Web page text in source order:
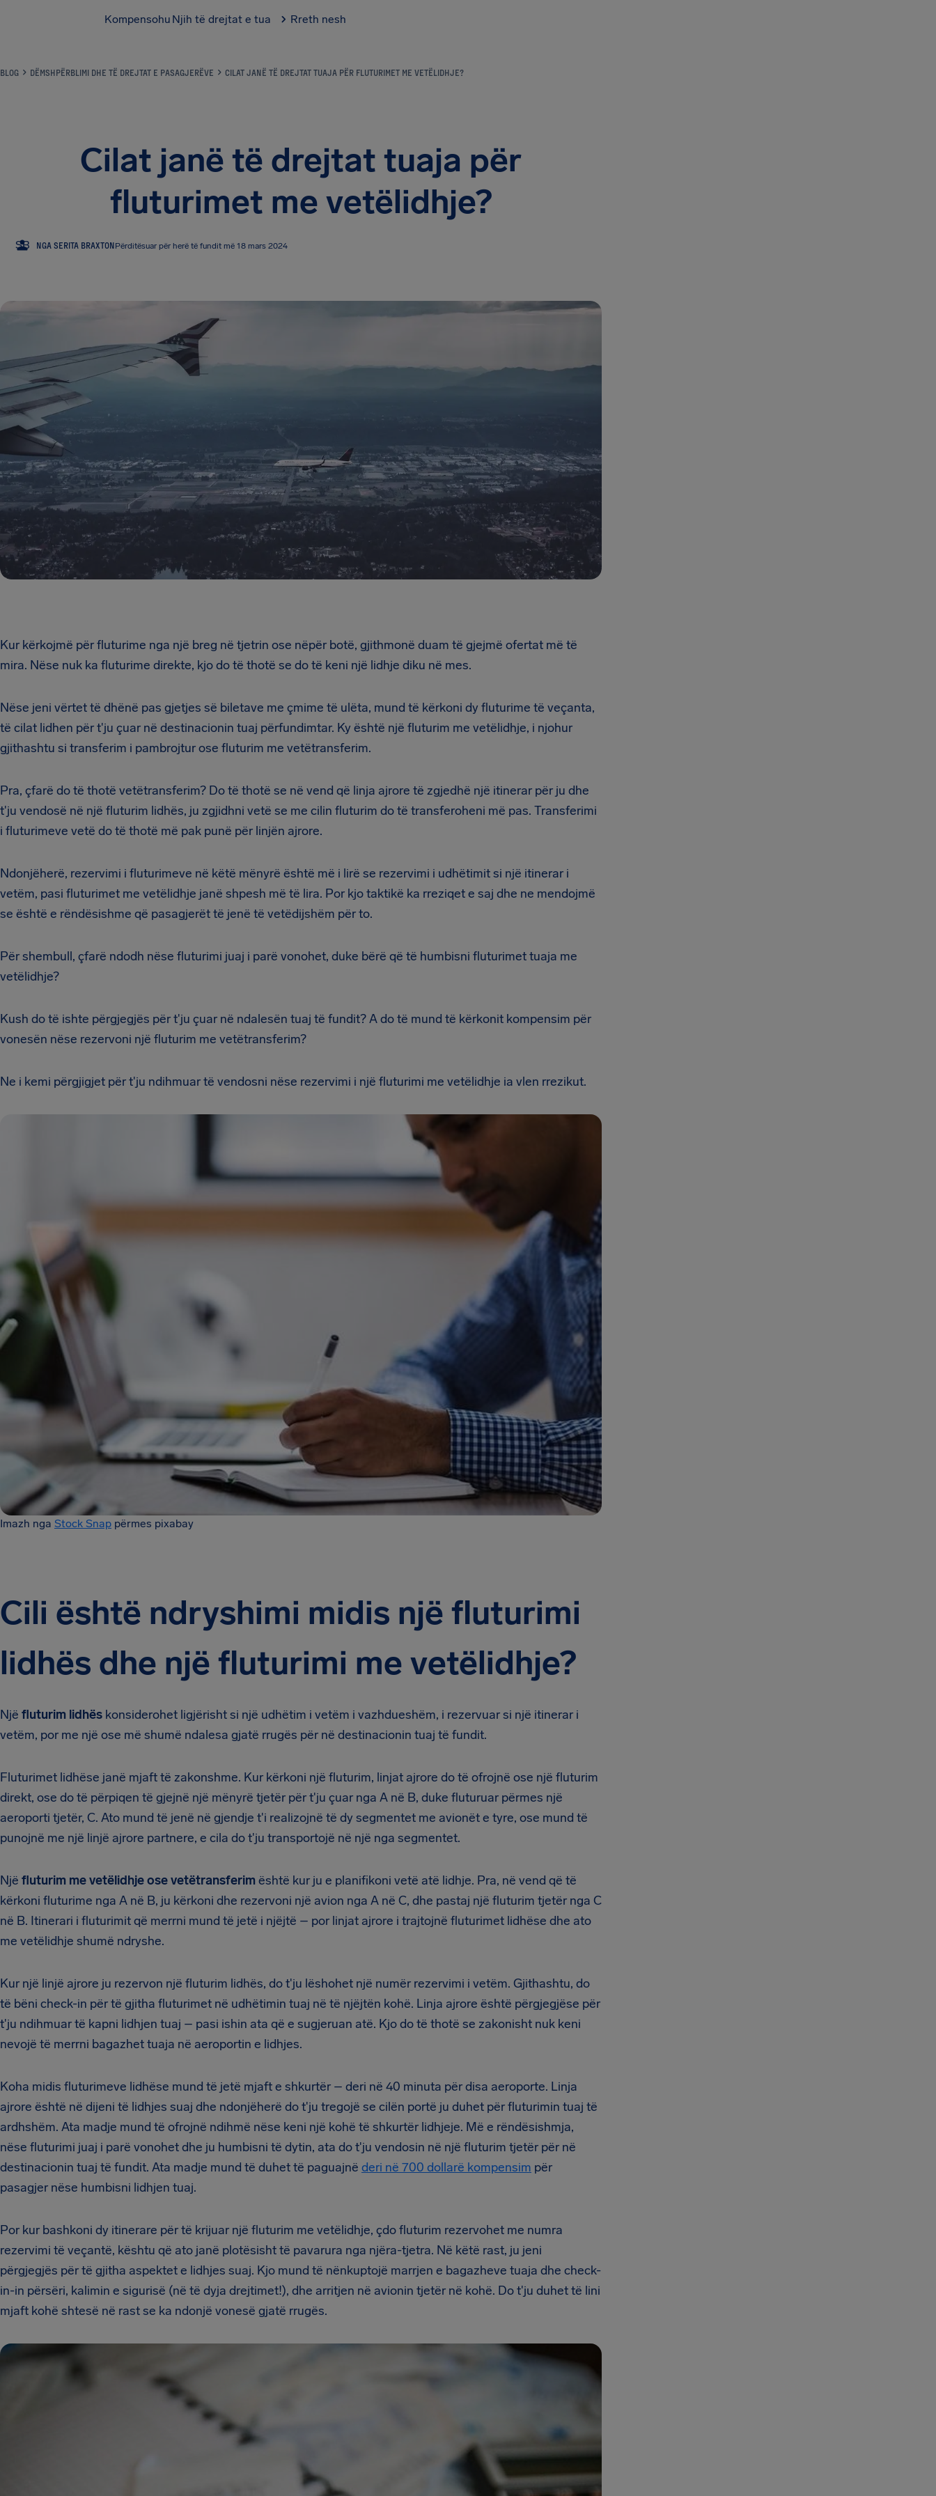
Kompensohu Njih të drejtat e tua Rreth nesh
BLOG DËMSHPËRBLIMI DHE TË DREJTAT E PASAGJERËVE CILAT JANË TË DREJTAT TUAJA PËR FLUTURIMET ME VETËLIDHJE?
Cilat janë të drejtat tuaja për
fluturimet me vetëlidhje?
SB NGA SERITA BRAXTONPërditësuar për herë të fundit më 18 mars 2024
Kur kërkojmë për fluturime nga një breg në tjetrin ose nëpër botë, gjithmonë duam të gjejmë ofertat më të
mira. Nëse nuk ka fluturime direkte, kjo do të thotë se do të keni një lidhje diku në mes.
Nëse jeni vërtet të dhënë pas gjetjes së biletave me çmime të ulëta, mund të kërkoni dy fluturime të veçanta,
të cilat lidhen për t'ju çuar në destinacionin tuaj përfundimtar. Ky është një fluturim me vetëlidhje, i njohur
gjithashtu si transferim i pambrojtur ose fluturim me vetëtransferim.
Pra, çfarë do të thotë vetëtransferim? Do të thotë se në vend që linja ajrore të zgjedhë një itinerar për ju dhe
t'ju vendosë në një fluturim lidhës, ju zgjidhni vetë se me cilin fluturim do të transferoheni më pas. Transferimi
i fluturimeve vetë do të thotë më pak punë për linjën ajrore.
Ndonjëherë, rezervimi i fluturimeve në këtë mënyrë është më i lirë se rezervimi i udhëtimit si një itinerar i
vetëm, pasi fluturimet me vetëlidhje janë shpesh më të lira. Por kjo taktikë ka rreziqet e saj dhe ne mendojmë
se është e rëndësishme që pasagjerët të jenë të vetëdijshëm për to.
Për shembull, çfarë ndodh nëse fluturimi juaj i parë vonohet, duke bërë që të humbisni fluturimet tuaja me
vetëlidhje?
Kush do të ishte përgjegjës për t'ju çuar në ndalesën tuaj të fundit? A do të mund të kërkonit kompensim për
vonesën nëse rezervoni një fluturim me vetëtransferim?
Ne i kemi përgjigjet për t'ju ndihmuar të vendosni nëse rezervimi i një fluturimi me vetëlidhje ia vlen rrezikut.
Imazh nga Stock Snap përmes pixabay
Cili është ndryshimi midis një fluturimi
lidhës dhe një fluturimi me vetëlidhje?
Një fluturim lidhës konsiderohet ligjërisht si një udhëtim i vetëm i vazhdueshëm, i rezervuar si një itinerar i
vetëm, por me një ose më shumë ndalesa gjatë rrugës për në destinacionin tuaj të fundit.
Fluturimet lidhëse janë mjaft të zakonshme. Kur kërkoni një fluturim, linjat ajrore do të ofrojnë ose një fluturim
direkt, ose do të përpiqen të gjejnë një mënyrë tjetër për t'ju çuar nga A në B, duke fluturuar përmes një
aeroporti tjetër, C. Ato mund të jenë në gjendje t'i realizojnë të dy segmentet me avionët e tyre, ose mund të
punojnë me një linjë ajrore partnere, e cila do t'ju transportojë në një nga segmentet.
Një fluturim me vetëlidhje ose vetëtransferimështë kur ju e planifikoni vetë atë lidhje. Pra, në vend që të
kërkoni fluturime nga A në B, ju kërkoni dhe rezervoni një avion nga A në C, dhe pastaj një fluturim tjetër nga C
në B. Itinerari i fluturimit që merrni mund të jetë i njëjtë – por linjat ajrore i trajtojnë fluturimet lidhëse dhe ato
me vetëlidhje shumë ndryshe.
Kur një linjë ajrore ju rezervon një fluturim lidhës, do t'ju lëshohet një numër rezervimi i vetëm. Gjithashtu, do
të bëni check-in për të gjitha fluturimet në udhëtimin tuaj në të njëjtën kohë. Linja ajrore është përgjegjëse për
t'ju ndihmuar të kapni lidhjen tuaj – pasi ishin ata që e sugjeruan atë. Kjo do të thotë se zakonisht nuk keni
nevojë të merrni bagazhet tuaja në aeroportin e lidhjes.
Koha midis fluturimeve lidhëse mund të jetë mjaft e shkurtër – deri në 40 minuta për disa aeroporte. Linja
ajrore është në dijeni të lidhjes suaj dhe ndonjëherë do t'ju tregojë se cilën portë ju duhet për fluturimin tuaj të
ardhshëm. Ata madje mund të ofrojnë ndihmë nëse keni një kohë të shkurtër lidhjeje. Më e rëndësishmja,
nëse fluturimi juaj i parë vonohet dhe ju humbisni të dytin, ata do t'ju vendosin në një fluturim tjetër për në
destinacionin tuaj të fundit. Ata madje mund të duhet të paguajnë deri në 700 dollarë kompensim për
pasagjer nëse humbisni lidhjen tuaj.
Por kur bashkoni dy itinerare për të krijuar një fluturim me vetëlidhje, çdo fluturim rezervohet me numra
rezervimi të veçantë, kështu që ato janë plotësisht të pavarura nga njëra-tjetra. Në këtë rast, ju jeni
përgjegjës për të gjitha aspektet e lidhjes suaj. Kjo mund të nënkuptojë marrjen e bagazheve tuaja dhe check-
in-in përsëri, kalimin e sigurisë (në të dyja drejtimet!), dhe arritjen në avionin tjetër në kohë. Do t'ju duhet të lini
mjaft kohë shtesë në rast se ka ndonjë vonesë gjatë rrugës.